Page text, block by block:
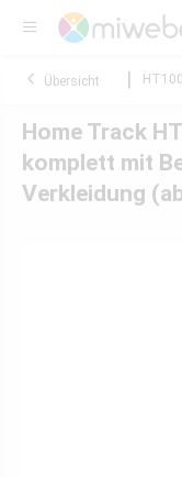
Übersicht
Home Track
komplett mit
Verkleidung